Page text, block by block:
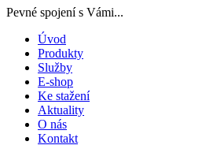
Pevné spojení s Vámi...
Úvod
Produkty
Služby
E-shop
Ke stažení
Aktuality
O nás
Kontakt